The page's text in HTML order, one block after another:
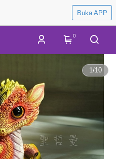
Buka APP
0
1/10